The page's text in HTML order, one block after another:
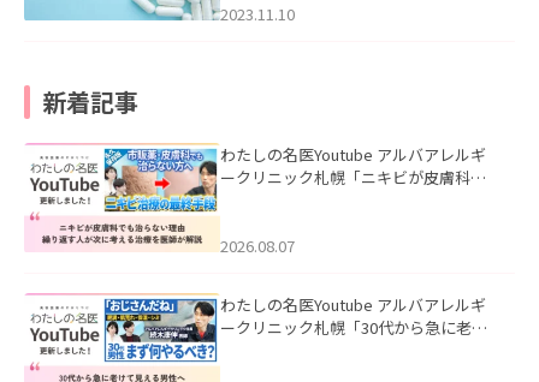
2023.11.10
新着記事
わたしの名医Youtube アルバアレルギ
ークリニック札幌「ニキビが皮膚科で
ました。
2026.08.07
わたしの名医Youtube アルバアレルギ
ークリニック札幌「30代から急に老け